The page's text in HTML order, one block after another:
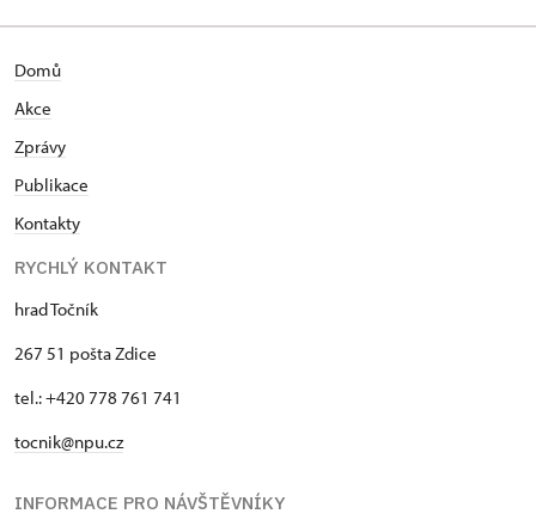
Domů
Akce
Zprávy
Publikace
Kontakty
RYCHLÝ KONTAKT
hrad Točník
267 51 pošta Zdice
tel.: +420 778 761 741
tocnik@npu.cz
INFORMACE PRO NÁVŠTĚVNÍKY